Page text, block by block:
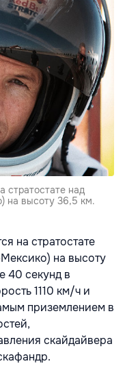
стратостате над
на высоту 36,5 км.
на стратостате
на высоту
40 секунд в
1110 км/ч и
приземлением в
скайдайвера